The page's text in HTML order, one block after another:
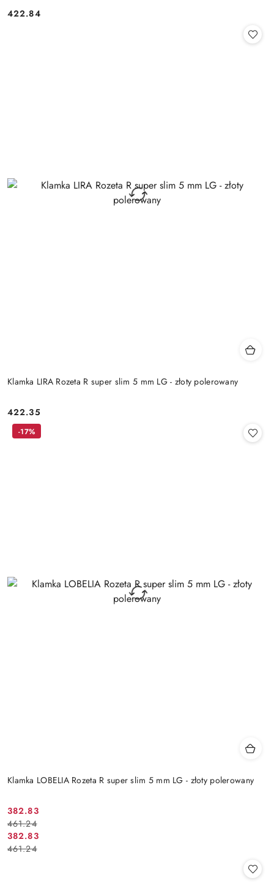
Cena:
422.84
Klamka LIRA Rozeta R super slim 5 mm LG - złoty polerowany
Cena:
422.35
Klamka LOBELIA Rozeta R super slim 5 mm LG - złoty polerowany
Cena
promocyjna:
382.83
Cena
przed
promocją:
461.24
Cena
promocyjna:
382.83
Cena
przed
461.24
-17%